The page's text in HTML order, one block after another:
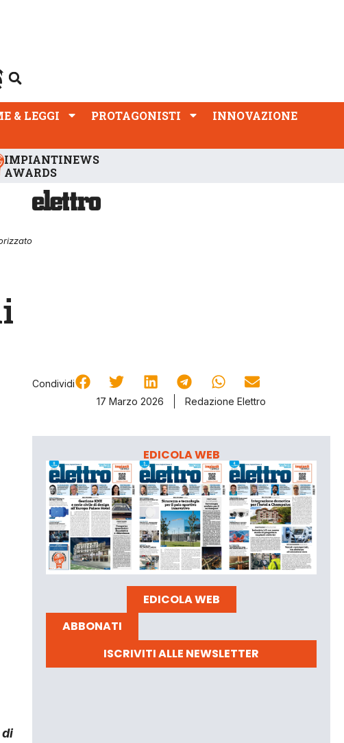
& LEGGI PROTAGONISTI
INNOVAZIONE
IMPIANTINEWS
AWARDS
Condividi
17 Marzo 2026
Redazione Elettro
di
EDICOLA WEB
EDICOLA WEB
ABBONATI
ISCRIVITI ALLE NEWSLETTER